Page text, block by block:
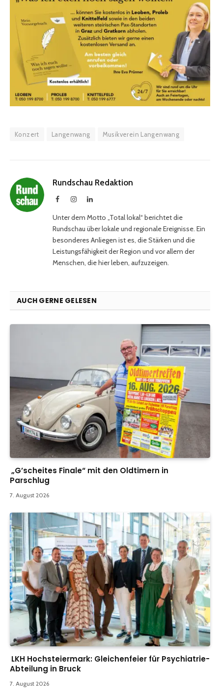
Konzert Langenwang Musikverein Langenwang
Rundschau Redaktion
FacebookInstagramLinkedIn
Unter dem Motto „Total lokal“ berichtet die
Rundschau über lokale und regionale Ereignisse. Ein
besonderes Anliegen ist es, die Stärken und die
Leistungsfähigkeit der Region und vor allem der
Menschen, die hier leben, aufzuzeigen.
AUCH GERNE GELESEN
„G’scheites Finale“ mit den Oldtimern in
Parschlug
7. August 2026
LKH Hochsteiermark: Gleichenfeier für Psychiatrie-
Abteilung in Bruck
7. August 2026